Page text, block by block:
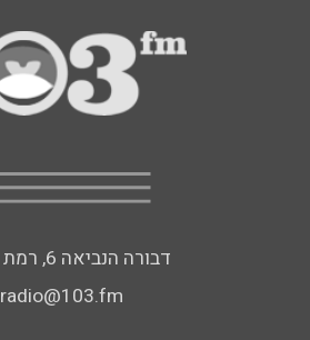
דבורה הנביאה 6, רמת השרון
radio@103.fm